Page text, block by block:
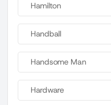
Hamilton
Handball
Handsome Man
Hardware